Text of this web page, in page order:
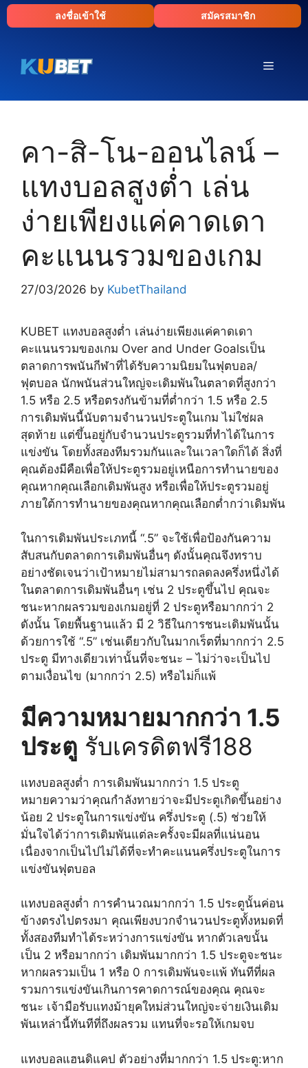
Skip
to
ลงชื่อเข้าใช้ สมัครสมาชิก
Menu
คา-สิ-โน-ออนไลน์ –
แทงบอลสูงต่ำ เล่น
ง่ายเพียงแค่คาดเดา
คะแนนรวมของเกม
27/03/2026 by KubetThailand
KUBET แทงบอลสูงต่ำ เล่นง่ายเพียงแค่คาดเดา
คะแนนรวมของเกม Over and Under Goalsเป็น
ตลาดการพนันกีฬาที่ได้รับความนิยมในฟุตบอล/
ฟุตบอล นักพนันส่วนใหญ่จะเดิมพันในตลาดที่สูงกว่า
1.5 หรือ 2.5 หรือตรงกันข้ามที่ต่ำกว่า 1.5 หรือ 2.5
การเดิมพันนี้นับตามจำนวนประตูในเกม ไม่ใช่ผล
สุดท้าย แต่ขึ้นอยู่กับจำนวนประตูรวมที่ทำได้ในการ
แข่งขัน โดยทั้งสองทีมรวมกันและในเวลาใดก็ได้ สิ่งที่
คุณต้องมีคือเพื่อให้ประตูรวมอยู่เหนือการทำนายของ
คุณหากคุณเลือกเดิมพันสูง หรือเพื่อให้ประตูรวมอยู่
ภายใต้การทำนายของคุณหากคุณเลือกต่ำกว่าเดิมพัน
ในการเดิมพันประเภทนี้ “.5” จะใช้เพื่อป้องกันความ
สับสนกับตลาดการเดิมพันอื่นๆ ดังนั้นคุณจึงทราบ
อย่างชัดเจนว่าเป้าหมายไม่สามารถลดลงครึ่งหนึ่งได้
ในตลาดการเดิมพันอื่นๆ เช่น 2 ประตูขึ้นไป คุณจะ
ชนะหากผลรวมของเกมอยู่ที่ 2 ประตูหรือมากกว่า 2
ดังนั้น โดยพื้นฐานแล้ว มี 2 วิธีในการชนะเดิมพันนั้น
ด้วยการใช้ “.5” เช่นเดียวกับในมากเร็ตที่มากกว่า 2.5
ประตู มีทางเดียวเท่านั้นที่จะชนะ – ไม่ว่าจะเป็นไป
ตามเงื่อนไข (มากกว่า 2.5) หรือไม่ก็แพ้
มีความหมายมากกว่า 1.5
ประตู รับเครดิตฟรี188
แทงบอลสูงต่ำ การเดิมพันมากกว่า 1.5 ประตู
หมายความว่าคุณกำลังทายว่าจะมีประตูเกิดขึ้นอย่าง
น้อย 2 ประตูในการแข่งขัน ครึ่งประตู (.5) ช่วยให้
มั่นใจได้ว่าการเดิมพันแต่ละครั้งจะมีผลที่แน่นอน
เนื่องจากเป็นไปไม่ได้ที่จะทำคะแนนครึ่งประตูในการ
แข่งขันฟุตบอล
แทงบอลสูงต่ำ การคำนวณมากกว่า 1.5 ประตูนั้นค่อน
ข้างตรงไปตรงมา คุณเพียงบวกจำนวนประตูทั้งหมดที่
ทั้งสองทีมทำได้ระหว่างการแข่งขัน หากตัวเลขนั้น
เป็น 2 หรือมากกว่า เดิมพันมากกว่า 1.5 ประตูจะชนะ
หากผลรวมเป็น 1 หรือ 0 การเดิมพันจะแพ้ ทันทีที่ผล
รวมการแข่งขันเกินการคาดการณ์ของคุณ คุณจะ
ชนะ เจ้ามือรับแทงม้ายุคใหม่ส่วนใหญ่จะจ่ายเงินเดิม
พันเหล่านี้ทันทีที่ถึงผลรวม แทนที่จะรอให้เกมจบ
แทงบอลแฮนดิแคป ตัวอย่างที่มากกว่า 1.5 ประตู:หาก